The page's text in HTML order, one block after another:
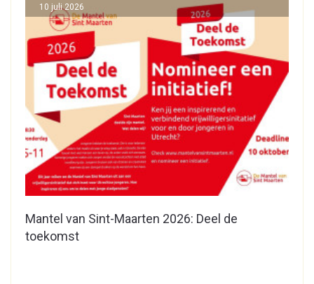
Mantel van Sint-Maarten 2026: Deel de
toekomst
10 juli 2026